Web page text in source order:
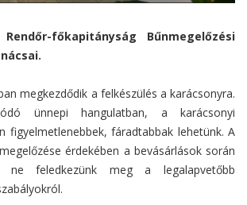
főkapitányság Bűnmegelőzési
megkezdődik a felkészülés a karácsonyra.
ünnepi hangulatban, a karácsonyi
figyelmetlenebbek, fáradtabbak lehetünk. A
érdekében a bevásárlások során
feledkezünk meg a legalapvetőbb